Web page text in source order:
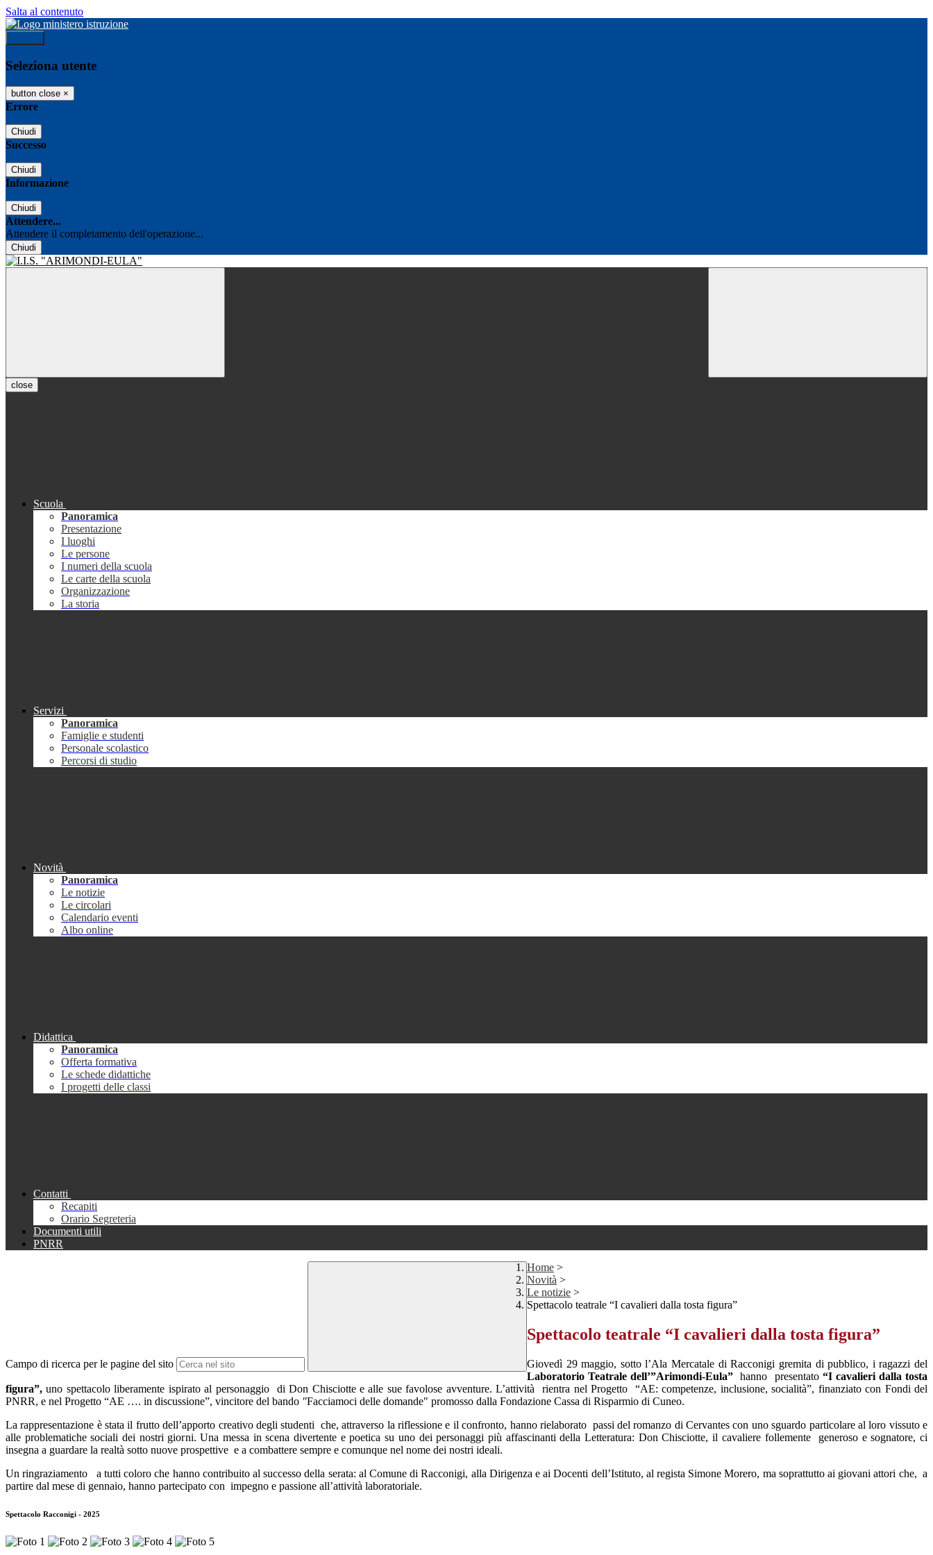
Salta al contenuto
Seleziona utente
button close ×
Errore
Chiudi
Successo
Chiudi
Informazione
Chiudi
Attendere...
Attendere il completamento dell'operazione...
Chiudi
close
Scuola
Panoramica
Presentazione
I luoghi
Le persone
I numeri della scuola
Le carte della scuola
Organizzazione
La storia
Servizi
Panoramica
Famiglie e studenti
Personale scolastico
Percorsi di studio
Novità
Panoramica
Le notizie
Le circolari
Calendario eventi
Albo online
Didattica
Panoramica
Offerta formativa
Le schede didattiche
I progetti delle classi
Contatti
Recapiti
Orario Segreteria
Documenti utili
PNRR
Campo di ricerca per le pagine del sito
Home >
Novità >
Le notizie >
Spettacolo teatrale “I cavalieri dalla tosta figura”
Spettacolo teatrale “I cavalieri dalla tosta figura”
Giovedì 29 maggio, sotto l’Ala Mercatale di Racconigi gremita di pubblico, i ragazzi del
Laboratorio Teatrale dell’”Arimondi-Eula”
hanno presentato “I cavalieri dalla tosta
figura”,uno spettacolo liberamente ispirato al personaggio di Don Chisciotte e alle sue favolose avventure. L’attività rientra nel Progetto
“AE: competenze, inclusione, socialità”, finanziato con Fondi del
PNRR, e nel Progetto “AE …. in discussione”, vincitore del bando "Facciamoci delle domande" promosso dalla Fondazione Cassa di Risparmio di Cuneo.
La rappresentazione è stata il frutto dell’apporto creativo degli studenti che, attraverso la riflessione e il confronto, hanno rielaborato passi del romanzo di Cervantes con uno sguardo particolare al loro vissuto e
alle problematiche sociali dei nostri giorni. Una messa in scena divertente e poetica su uno dei personaggi più affascinanti della Letteratura: Don Chisciotte, il cavaliere follemente
generoso e sognatore, ci
insegna a guardare la realtà sotto nuove prospettive e a combattere sempre e comunque nel nome dei nostri ideali.
Un ringraziamento
a tutti coloro che hanno contribuito al successo della serata: al Comune di Racconigi, alla Dirigenza e ai Docenti dell’Istituto, al regista Simone Morero, ma soprattutto ai giovani attori che, a
partire dal mese di gennaio, hanno partecipato con impegno e passione all’attività laboratoriale.
Spettacolo Racconigi - 2025